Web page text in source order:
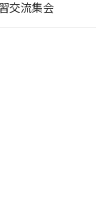
交流集会